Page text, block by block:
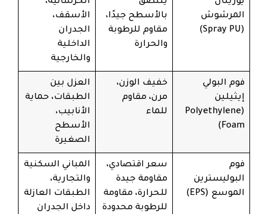
يوريثان
المرشوش
(Spray PU)
يلتصق
بالأسطح جيدًا،
مقاوم للرطوبة
والحرارة
الخرسانية،
الأسقف،
الجدران
الداخلية
والخارجية
فوم البولي
إيثيلين
(Polyethylene
Foam)
خفيف الوزن،
مرن، مقاوم
للماء
العزل بين
الطبقات، حماية
الأنابيب،
الأسطح
الصغيرة
فوم
البوليسترين
الموسع (EPS)
سعر اقتصادي،
مقاومة جيدة
للحرارة، مقاومة
للرطوبة محدودة
المباني السكنية
والتجارية،
الطبقات العازلة
داخل الجدران